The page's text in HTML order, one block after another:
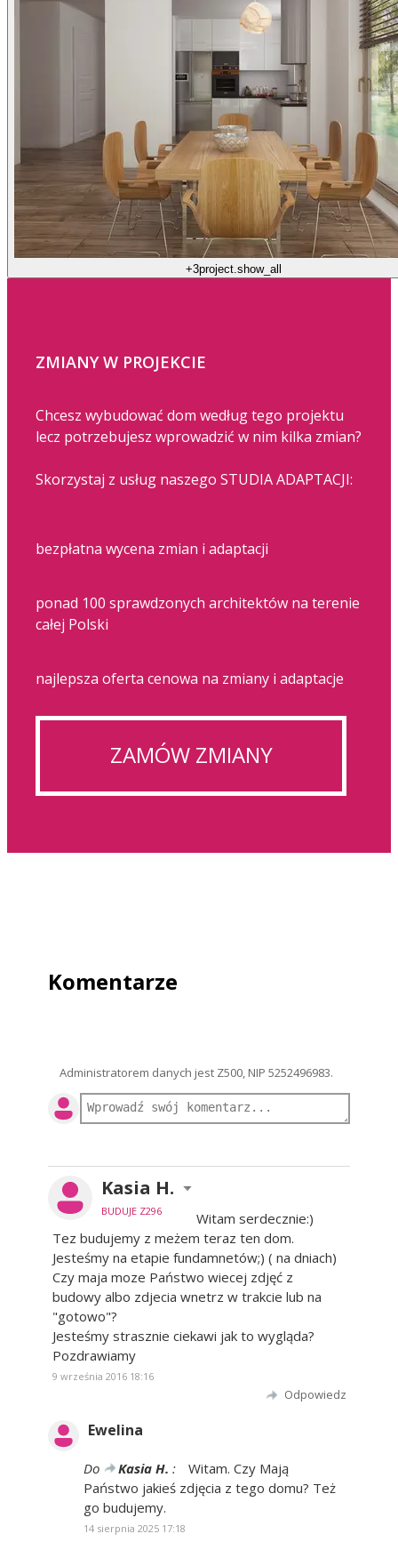
+3project.show_all
ZMIANY W PROJEKCIE
Chcesz wybudować dom według tego projektu
lecz potrzebujesz wprowadzić w nim kilka zmian?
Skorzystaj z usług naszego STUDIA ADAPTACJI:
bezpłatna wycena zmian i adaptacji
ponad 100 sprawdzonych architektów na terenie
całej Polski
najlepsza oferta cenowa na zmiany i adaptacje
ZAMÓW ZMIANY
Komentarze
Administratorem danych jest Z500, NIP 5252496983.
Kasia H.
BUDUJE Z296
Witam serdecznie:)
Tez budujemy z meżem teraz ten dom.
Jesteśmy na etapie fundamnetów;) ( na dniach)
Czy maja moze Państwo wiecej zdjęć z
budowy albo zdjecia wnetrz w trakcie lub na
"gotowo"?
Jesteśmy strasznie ciekawi jak to wygląda?
Pozdrawiamy
9 września 2016 18:16
Odpowiedz
Ewelina
Do Kasia H. :
Witam. Czy Mają
Państwo jakieś zdjęcia z tego domu? Też
go budujemy.
14 sierpnia 2025 17:18